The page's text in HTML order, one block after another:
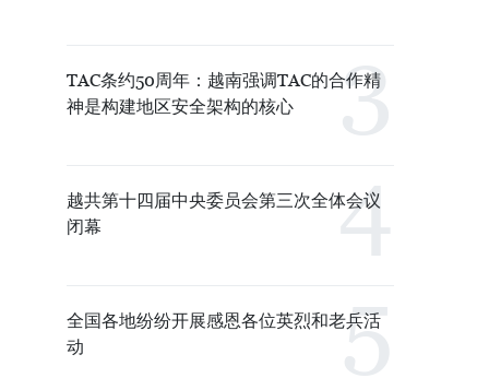
TAC条约50周年：越南强调TAC的合作精
神是构建地区安全架构的核心
越共第十四届中央委员会第三次全体会议
闭幕
全国各地纷纷开展感恩各位英烈和老兵活
动